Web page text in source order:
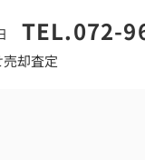
TEL.072-
売却査定